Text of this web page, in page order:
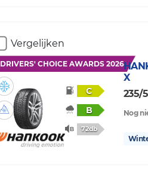
Vergelijken
DRIVERS' CHOICE AWARDS 2026
C
B
72db
X
235/
Nog